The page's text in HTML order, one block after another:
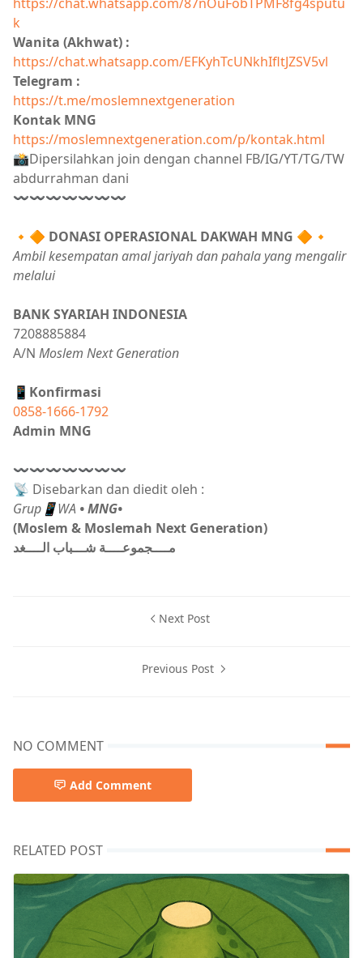
k
Wanita (Akhwat) :
https://chat.whatsapp.com/EFKyhTcUNkhIfltJZSV5vl
Telegram :
https://t.me/moslemnextgeneration
Kontak MNG
https://moslemnextgeneration.com/p/kontak.html
📸Dipersilahkan join dengan channel FB/IG/YT/TG/TW
abdurrahman dani
〰〰〰〰〰〰〰
🔸🔶 DONASI OPERASIONAL DAKWAH MNG 🔶🔸
Ambil kesempatan amal jariyah dan pahala yang mengalir
melalui
BANK SYARIAH INDONESIA
7208885884
A/N Moslem Next Generation
📱Konfirmasi
0858-1666-1792
Admin MNG
〰〰〰〰〰〰〰
📡 Disebarkan dan diedit oleh :
Grup📱WA • MNG•
(Moslem & Moslemah Next Generation)
مــــجموعــــة شـــباب الــــغد
Next Post
Previous Post
NO COMMENT
Add Comment
RELATED POST